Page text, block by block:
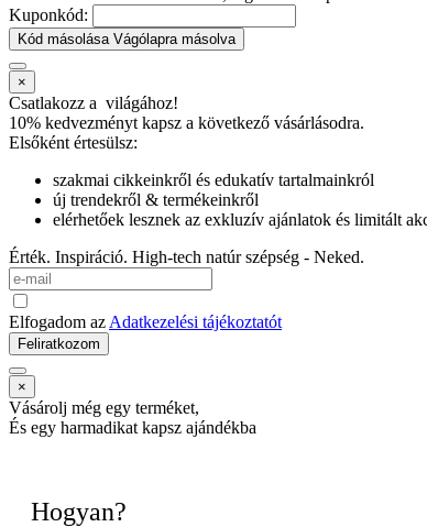
Kuponkód:
Kód másolása Vágólapra másolva
×
Csatlakozz a világához!
10% kedvezményt kapsz a következő vásárlásodra.
Elsőként értesülsz:
szakmai cikkeinkről és edukatív tartalmainkról
új trendekről & termékeinkről
elérhetőek lesznek az exkluzív ajánlatok és limitált
Érték. Inspiráció. High-tech natúr szépség - Neked.
Elfogadom az Adatkezelési tájékoztatót
Feliratkozom
×
Vásárolj még egy terméket,
És egy harmadikat kapsz ajándékba
Hogyan?